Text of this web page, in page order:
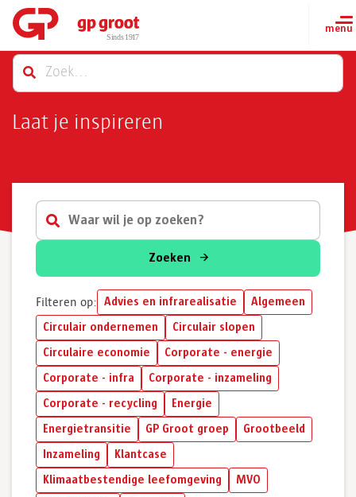
Laat je inspireren
Zoeken
Filteren op: Advies en infrarealisatie
Algemeen
Circulair ondernemen
Circulair slopen
Circulaire economie
Corporate - energie
Corporate - infra
Corporate - inzameling
Corporate - recycling
Energie
Energietransitie
GP Groot groep
Grootbeeld
Inzameling
Klantcase
Klimaatbestendige leefomgeving
MVO